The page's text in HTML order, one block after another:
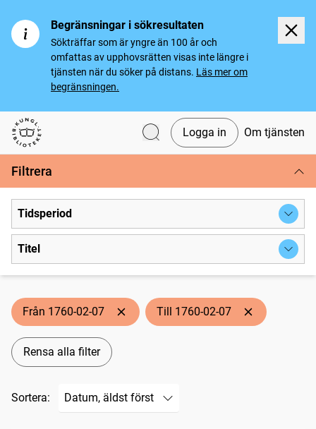
Begränsningar i sökresultaten
Sökträffar som är yngre än 100 år och
omfattas av upphovsrätten visas inte längre i
tjänsten när du söker på distans. Läs mer om
begränsningen.
Svenska tidningar
Logga in Om tjänsten
Filtrera
Tidsperiod
Titel
Från 1760-02-07 Till 1760-02-07
Rensa alla filter
Sortera: